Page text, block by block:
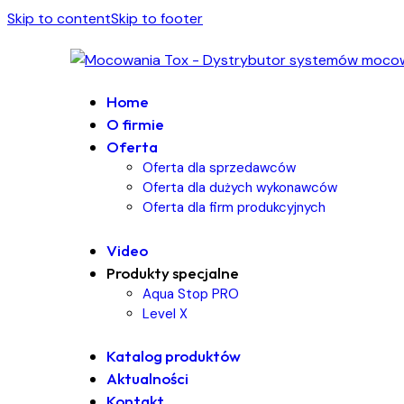
Skip to contentSkip to footer
Home
O firmie
Oferta
Oferta dla sprzedawców
Oferta dla dużych wykonawców
Oferta dla firm produkcyjnych
Video
Produkty specjalne
Aqua Stop PRO
Level X
Katalog produktów
Aktualności